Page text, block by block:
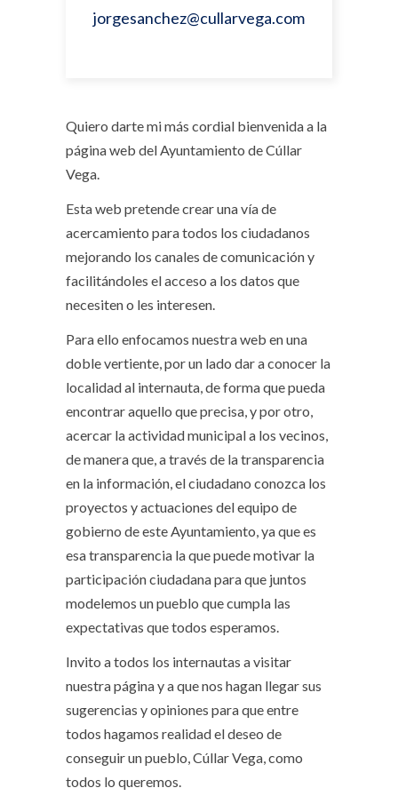
jorgesanchez@cullarvega.com
Quiero darte mi más cordial bienvenida a la
página web del Ayuntamiento de Cúllar
Vega.
Esta web pretende crear una vía de
acercamiento para todos los ciudadanos
mejorando los canales de comunicación y
facilitándoles el acceso a los datos que
necesiten o les interesen.
Para ello enfocamos nuestra web en una
doble vertiente, por un lado dar a conocer la
localidad al internauta, de forma que pueda
encontrar aquello que precisa, y por otro,
acercar la actividad municipal a los vecinos,
de manera que, a través de la transparencia
en la información, el ciudadano conozca los
proyectos y actuaciones del equipo de
gobierno de este Ayuntamiento, ya que es
esa transparencia la que puede motivar la
participación ciudadana para que juntos
modelemos un pueblo que cumpla las
expectativas que todos esperamos.
Invito a todos los internautas a visitar
nuestra página y a que nos hagan llegar sus
sugerencias y opiniones para que entre
todos hagamos realidad el deseo de
conseguir un pueblo, Cúllar Vega, como
todos lo queremos.